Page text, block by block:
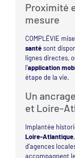
Proximité
mesure
COMPLÉVIE
santésont
lignes directes,
l’application
étape de la vie.
Un
et Loire-
Implantée
Loire-Atlantique
d’agences
accompagnent